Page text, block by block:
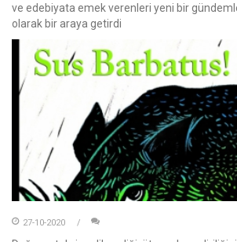
ve edebiyata emek verenleri yeni bir
olarak bir araya getirdi
27-10-2020